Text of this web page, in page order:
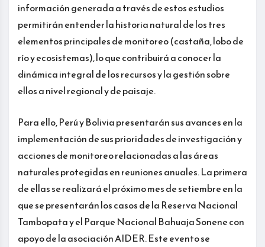
información generada a través de estos estudios
permitirán entender la historia natural de los tres
elementos principales de monitoreo (castaña, lobo de
río y ecosistemas), lo que contribuirá a conocer la
dinámica integral de los recursos y la gestión sobre
ellos a nivel regional y de paisaje.
Para ello, Perú y Bolivia presentarán sus avances en la
implementación de sus prioridades de investigación y
acciones de monitoreo relacionadas a las áreas
naturales protegidas en reuniones anuales. La primera
de ellas se realizará el próximo mes de setiembre en la
que se presentarán los casos de la Reserva Nacional
Tambopata y el Parque Nacional Bahuaja Sonene con
apoyo de la asociación AIDER. Este evento se